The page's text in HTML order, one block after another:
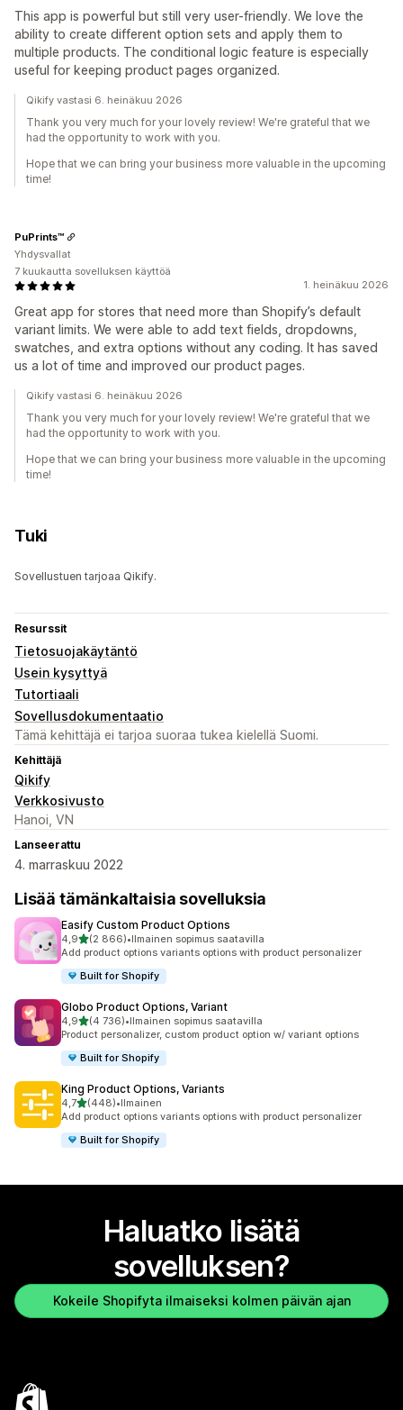
This app is powerful but still very user-friendly. We love the
ability to create different option sets and apply them to
multiple products. The conditional logic feature is especially
useful for keeping product pages organized.
Qikify vastasi 6. heinäkuu 2026
Thank you very much for your lovely review! We're grateful that we
had the opportunity to work with you.
Hope that we can bring your business more valuable in the upcoming
time!
1. heinäkuu 2026
Great app for stores that need more than Shopify’s default
variant limits. We were able to add text fields, dropdowns,
swatches, and extra options without any coding. It has saved
us a lot of time and improved our product pages.
PuPrints™️
Yhdysvallat
7 kuukautta sovelluksen käyttöä
Qikify vastasi 6. heinäkuu 2026
Thank you very much for your lovely review! We're grateful that we
had the opportunity to work with you.
Hope that we can bring your business more valuable in the upcoming
time!
Tuki
Sovellustuen tarjoaa Qikify.
Resurssit
Tietosuojakäytäntö
Usein kysyttyä
Tutortiaali
Sovellusdokumentaatio
Tämä kehittäjä ei tarjoa suoraa tukea kielellä Suomi.
Kehittäjä
Qikify
Verkkosivusto
Hanoi, VN
Lanseerattu
4. marraskuu 2022
Lisää tämänkaltaisia sovelluksia
Easify Custom Product Options
4,9/ 5 tähteä
(2 866)
2866 arvostelua yhteensä
•Ilmainen sopimus saatavilla
Add product options variants options with product personalizer
Built for Shopify
Globo Product Options, Variant
4,9/ 5 tähteä
(4 736)
4736 arvostelua yhteensä
•Ilmainen sopimus saatavilla
Product personalizer, custom product option w/ variant options
Built for Shopify
King Product Options, Variants
4,7/ 5 tähteä
(448)
448 arvostelua yhteensä
•Ilmainen
Add product options variants options with product personalizer
Built for Shopify
Haluatko lisätä
sovelluksen?
Kokeile Shopifyta ilmaiseksi kolmen päivän ajan